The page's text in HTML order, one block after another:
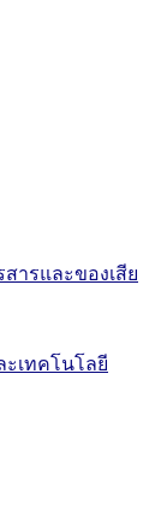
ารและของเสีย
เทคโนโลยี